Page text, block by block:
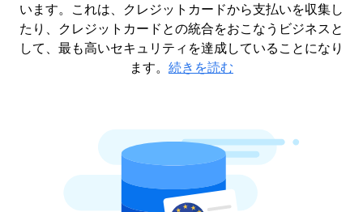
います。これは、クレジットカードから支払いを収集し
たり、クレジットカードとの統合をおこなうビジネスと
して、最も高いセキュリティを達成していることになり
ます。 続きを読む